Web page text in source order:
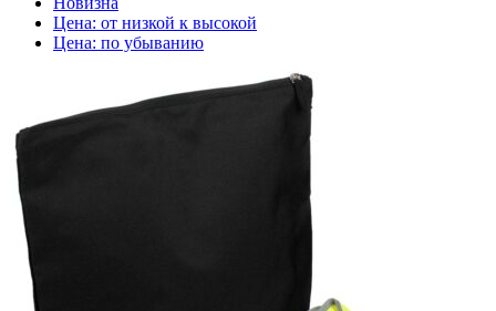
Цена: от низкой к высокой
Цена: по убыванию